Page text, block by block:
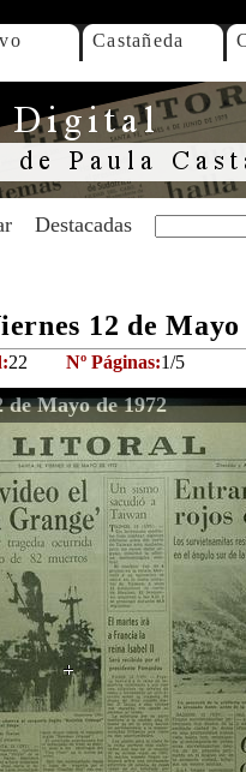
Castañeda
Destacadas
12 de Mayo
22 Nº Páginas:1/5
Mayo de 1972